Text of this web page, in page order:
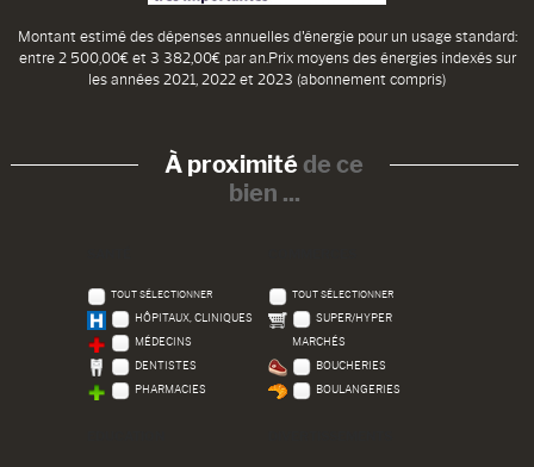
Montant estimé des dépenses annuelles d'énergie pour un usage standard:
entre 2 500,00€ et 3 382,00€ par an.Prix moyens des énergies indexés sur
les années 2021, 2022 et 2023 (abonnement compris)
À proximité de ce
bien ...
TOUT SÉLECTIONNER
HÔPITAUX, CLINIQUES
MÉDECINS
DENTISTES
PHARMACIES
TOUT SÉLECTIONNER
SUPER/HYPER
MARCHÉS
BOUCHERIES
BOULANGERIES